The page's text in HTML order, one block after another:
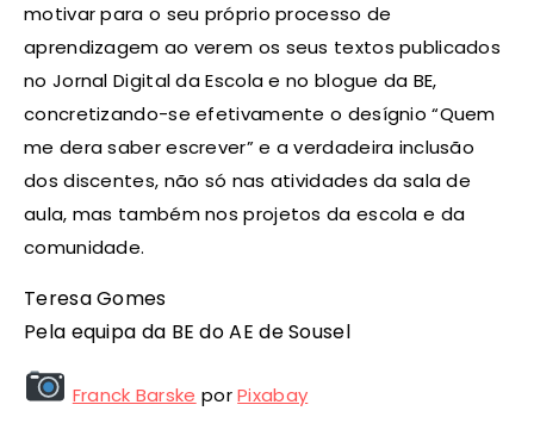
motivar para o seu próprio processo de
aprendizagem ao verem os seus textos publicados
no Jornal Digital da Escola e no blogue da BE,
concretizando-se efetivamente o desígnio “Quem
me dera saber escrever” e a verdadeira inclusão
dos discentes, não só nas atividades da sala de
aula, mas também nos projetos da escola e da
comunidade.
Teresa Gomes
Pela equipa da BE do AE de Sousel
Franck Barske porPixabay